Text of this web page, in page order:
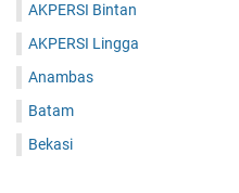
AKPERSI Bintan
AKPERSI Lingga
Anambas
Batam
Bekasi